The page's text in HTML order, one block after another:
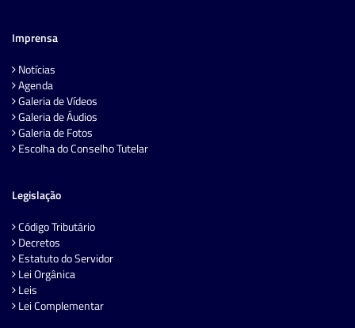
Imprensa
Notícias
Agenda
Galeria de Vídeos
Galeria de Áudios
Galeria de Fotos
Escolha do Conselho Tutelar
Legislação
Código Tributário
Decretos
Estatuto do Servidor
Lei Orgânica
Leis
Lei Complementar